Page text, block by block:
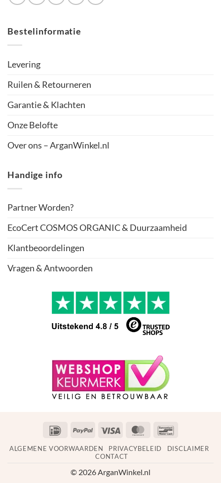
Bestelinformatie
Levering
Ruilen & Retourneren
Garantie & Klachten
Onze Belofte
Over ons – ArganWinkel.nl
Handige info
Partner Worden?
EcoCert COSMOS ORGANIC & Duurzaamheid
Klantbeoordelingen
Vragen & Antwoorden
IDeal PayPal Visa MasterCard
ALGEMENE VOORWAARDEN PRIVACYBELEID
DISCLAIMER
CONTACT
© 2026 ArganWinkel.nl